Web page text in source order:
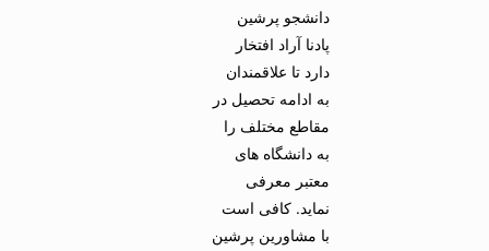
دانشجو پرشین
پادنا آراد افتخار
دارد تا علاقمندان
به ادامه تحصیل در
مقاطع مختلف را
به دانشگاه های
معتبر معرفی
نماید. کافی است
با مشاورین پرشین